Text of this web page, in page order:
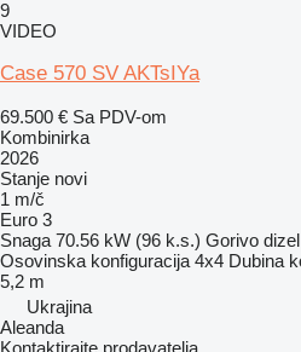
9
VIDEO
Case 570 SV AKTsIYa
69.500 € Sa PDV-om
Kombinirka
2026
Stanje novi
1 m/č
Euro 3
Snaga 70.56 kW (96 k.s.) Gorivo dizel
Osovinska konfiguracija 4x4 Dubina
5,2 m
Ukrajina
Aleanda
Kontaktirajte prodavatelja